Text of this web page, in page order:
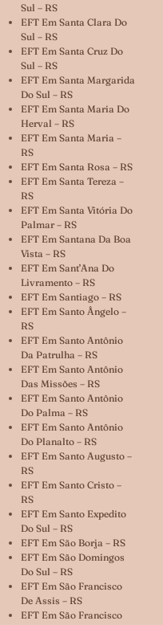
Sul – RS
EFT Em Santa Clara Do
Sul – RS
EFT Em Santa Cruz Do
Sul – RS
EFT Em Santa Margarida
Do Sul – RS
EFT Em Santa Maria Do
Herval – RS
EFT Em Santa Maria –
RS
EFT Em Santa Rosa – RS
EFT Em Santa Tereza –
RS
EFT Em Santa Vitória Do
Palmar – RS
EFT Em Santana Da Boa
Vista – RS
EFT Em Sant’Ana Do
Livramento – RS
EFT Em Santiago – RS
EFT Em Santo Ângelo –
RS
EFT Em Santo Antônio
Da Patrulha – RS
EFT Em Santo Antônio
Das Missões – RS
EFT Em Santo Antônio
Do Palma – RS
EFT Em Santo Antônio
Do Planalto – RS
EFT Em Santo Augusto –
RS
EFT Em Santo Cristo –
RS
EFT Em Santo Expedito
Do Sul – RS
EFT Em São Borja – RS
EFT Em São Domingos
Do Sul – RS
EFT Em São Francisco
De Assis – RS
EFT Em São Francisco